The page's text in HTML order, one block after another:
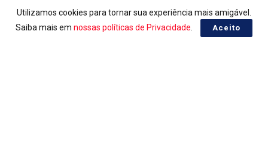
Utilizamos cookies para tornar sua experiência mais amigável.
Saiba mais em nossas políticas de Privacidade Aceito